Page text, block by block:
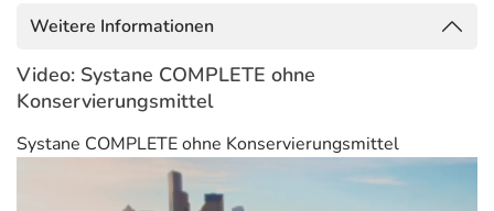
von Schwierigkeiten und Einschränkungen bei täglichen
nachts Auto fahren.6
Lassen Sie sich nicht von den Symptomen Trockener
Auge wie Rötungen oder Brennen abbremsen. Testen Sie
Systane® COMPLETE ohne Konservierungsmittel, die
Benetzungstropfen für die Augen mit der ALL-IN-ONE
Weitere Informationen
Video: Systane COMPLETE ohne
Konservierungsmittel
Systane COMPLETE ohne Konservierungsmittel